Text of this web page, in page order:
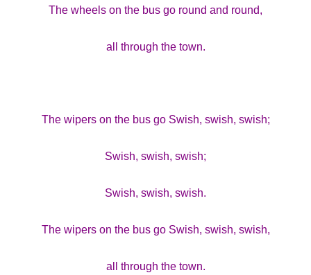
The wheels on the bus go round and round,
all through the town.
The wipers on the bus go Swish, swish, swish;
Swish, swish, swish;
Swish, swish, swish.
The wipers on the bus go Swish, swish, swish,
all through the town.